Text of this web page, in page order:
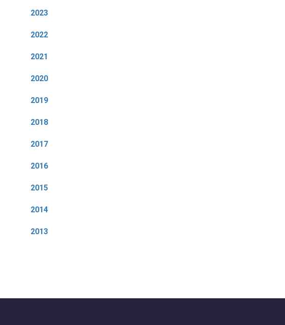
2023
2022
2021
2020
2019
2018
2017
2016
2015
2014
2013